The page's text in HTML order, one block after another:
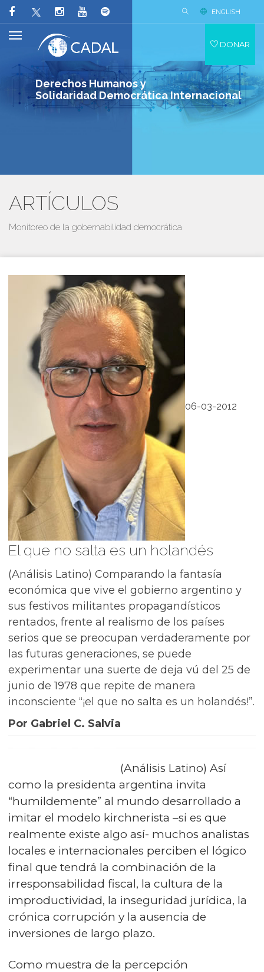
Derechos Humanos y
Solidaridad Democrática Internacional
ENGLISH
DONAR
ARTÍCULOS
Monitoreo de la gobernabilidad democrática
06-03-2012
El que no salta es un holandés
(Análisis Latino) Comparando la fantasía
económica que vive el gobierno argentino y
sus festivos militantes propagandísticos
rentados, frente al realismo de los países
serios que se preocupan verdaderamente por
las futuras generaciones, se puede
experimentar una suerte de deja vú del 25 de
junio de 1978 que repite de manera
inconsciente “¡el que no salta es un holandés!”.
Por Gabriel C. Salvia
(Análisis Latino) Así
como la presidenta argentina invita
“humildemente” al mundo desarrollado a
imitar el modelo kirchnerista –si es que
realmente existe algo así- muchos analistas
locales e internacionales perciben el lógico
final que tendrá la combinación de la
irresponsabilidad fiscal, la cultura de la
improductividad, la inseguridad jurídica, la
crónica corrupción y la ausencia de
inversiones de largo plazo.
Como muestra de la percepción